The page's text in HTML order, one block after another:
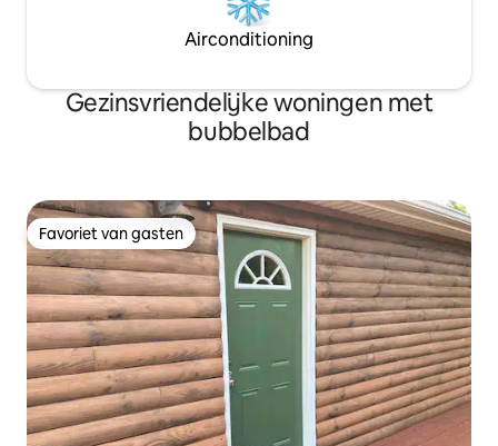
Airconditioning
Gezinsvriendelijke woningen met
bubbelbad
Favoriet van gasten
Favoriet van gasten